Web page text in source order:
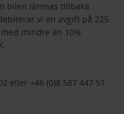
bilen lämnas tillbaka
vi en avgift på 225
mindre än 10%
eller +46 (0)8 587 447 51